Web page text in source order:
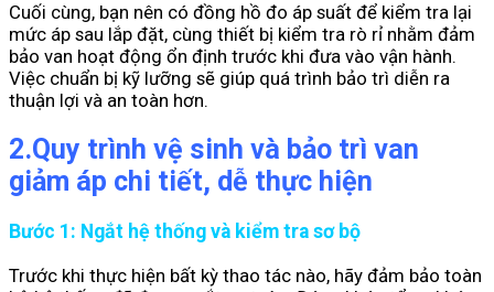
Cuối cùng, bạn nên có đồng hồ đo áp suất để kiểm tra lại
mức áp sau lắp đặt, cùng thiết bị kiểm tra rò rỉ nhằm đảm
bảo van hoạt động ổn định trước khi đưa vào vận hành.
Việc chuẩn bị kỹ lưỡng sẽ giúp quá trình bảo trì diễn ra
thuận lợi và an toàn hơn.
2.Quy trình vệ sinh và bảo trì van
giảm áp chi tiết, dễ thực hiện
Bước 1: Ngắt hệ thống và kiểm tra sơ bộ
Trước khi thực hiện bất kỳ thao tác nào, hãy đảm bảo toàn